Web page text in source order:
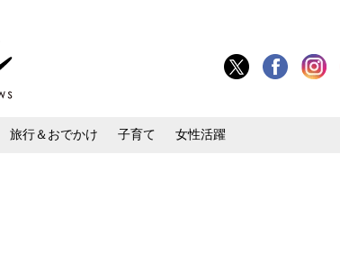
旅行＆おでかけ 子育て 女性活躍